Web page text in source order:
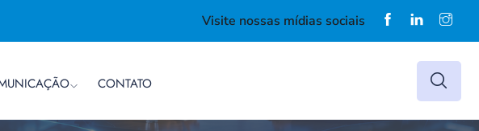
Visite nossas mídias sociais
CONTATO